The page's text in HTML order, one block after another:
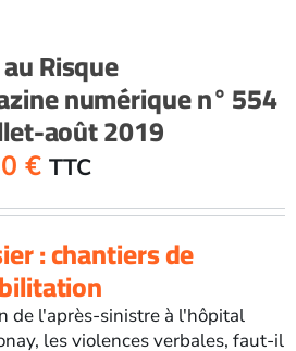
Risque
numérique n° 554
août 2019
€ TTC
: chantiers de
de l'après-sinistre à l'hôpital
les violences verbales, faut-il